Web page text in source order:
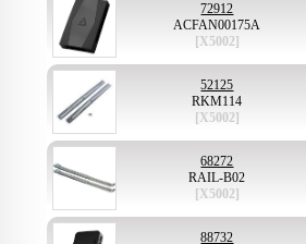
72912
ACFAN00175A
[X5002]
52125
RKM114
[X5002]
68272
RAIL-B02
[X5002]
88732